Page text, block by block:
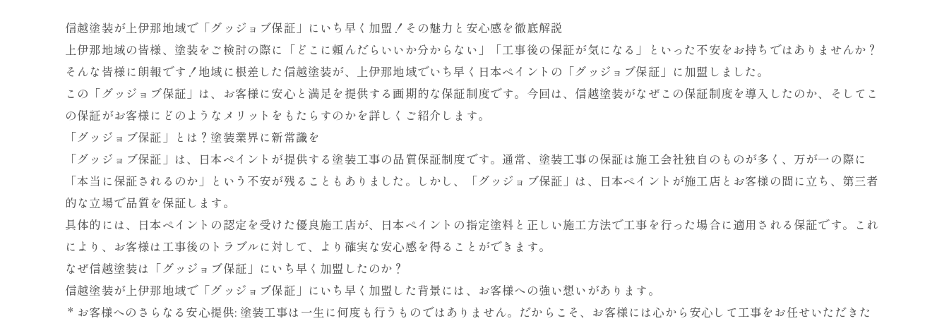
信越塗装が上伊那地域で「グッジョブ保証」にいち早く加盟！その魅力と安心感を徹底解説
上伊那地域の皆様、塗装をご検討の際に「どこに頼んだらいいか分からない」「工事後の保証が気になる」といった不安をお持ちではありませんか？
そんな皆様に朗報です！地域に根差した信越塗装が、上伊那地域でいち早く日本ペイントの「グッジョブ保証」に加盟しました。
この「グッジョブ保証」は、お客様に安心と満足を提供する画期的な保証制度です。今回は、信越塗装がなぜこの保証制度を導入したのか、そしてこ
の保証がお客様にどのようなメリットをもたらすのかを詳しくご紹介します。
「グッジョブ保証」とは？塗装業界に新常識を
「グッジョブ保証」は、日本ペイントが提供する塗装工事の品質保証制度です。通常、塗装工事の保証は施工会社独自のものが多く、万が一の際に
「本当に保証されるのか」という不安が残ることもありました。しかし、「グッジョブ保証」は、日本ペイントが施工店とお客様の間に立ち、第三者
的な立場で品質を保証します。
具体的には、日本ペイントの認定を受けた優良施工店が、日本ペイントの指定塗料と正しい施工方法で工事を行った場合に適用される保証です。これ
により、お客様は工事後のトラブルに対して、より確実な安心感を得ることができます。
なぜ信越塗装は「グッジョブ保証」にいち早く加盟したのか？
信越塗装が上伊那地域で「グッジョブ保証」にいち早く加盟した背景には、お客様への強い想いがあります。
* お客様へのさらなる安心提供: 塗装工事は一生に何度も行うものではありません。だからこそ、お客様には心から安心して工事をお任せいただきた